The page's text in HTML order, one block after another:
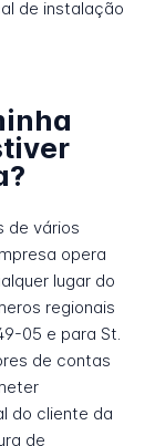
de instalação
de vários
opera
lugar do
regionais
05 e para St.
de contas
do cliente da
de